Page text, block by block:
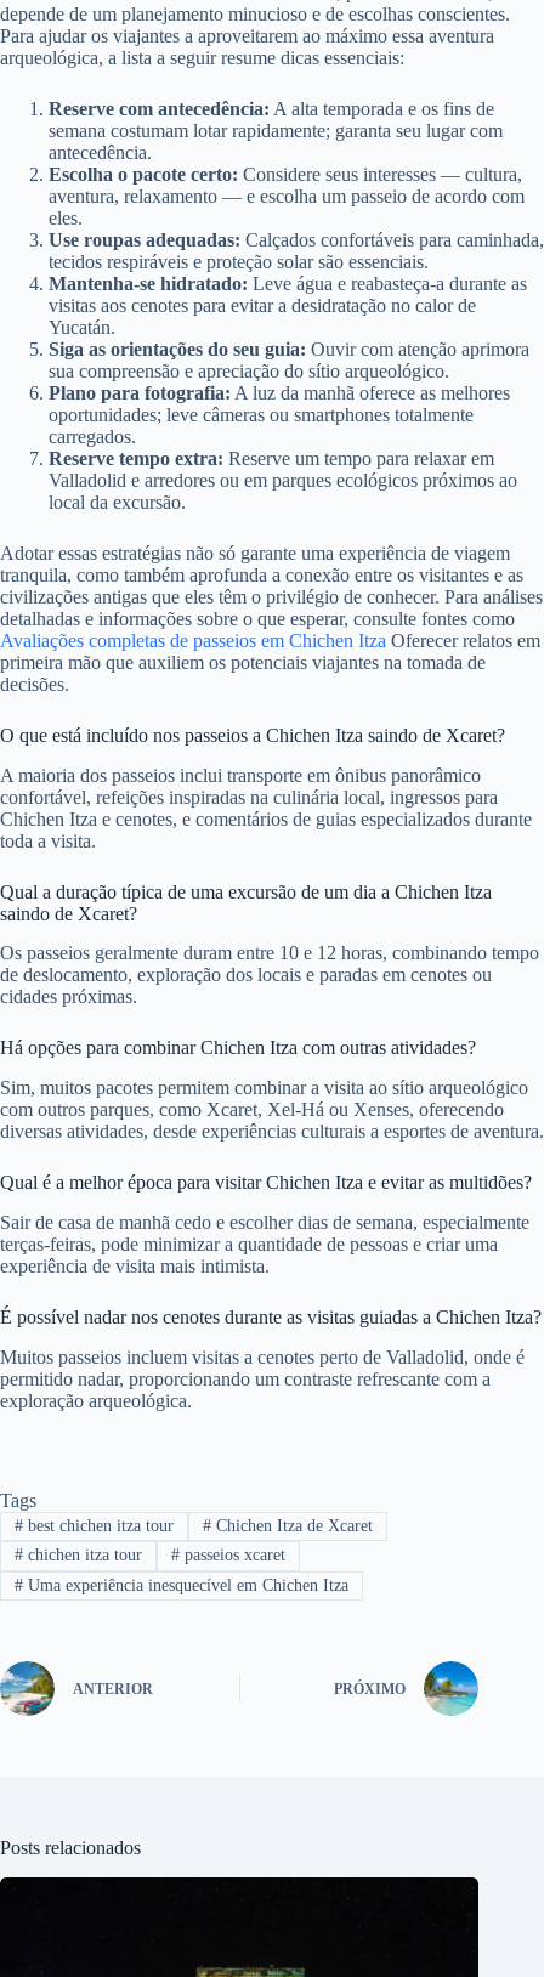
depende de um planejamento minucioso e de escolhas conscientes.
Para ajudar os viajantes a aproveitarem ao máximo essa aventura
arqueológica, a lista a seguir resume dicas essenciais:
Reserve com antecedência: A alta temporada e os fins de
semana costumam lotar rapidamente; garanta seu lugar com
antecedência.
Escolha o pacote certo: Considere seus interesses — cultura,
aventura, relaxamento — e escolha um passeio de acordo com
eles.
Use roupas adequadas: Calçados confortáveis ​​para caminhada,
tecidos respiráveis ​​e proteção solar são essenciais.
Mantenha-se hidratado: Leve água e reabasteça-a durante as
visitas aos cenotes para evitar a desidratação no calor de
Yucatán.
Siga as orientações do seu guia: Ouvir com atenção aprimora
sua compreensão e apreciação do sítio arqueológico.
Plano para fotografia: A luz da manhã oferece as melhores
oportunidades; leve câmeras ou smartphones totalmente
carregados.
Reserve tempo extra: Reserve um tempo para relaxar em
Valladolid e arredores ou em parques ecológicos próximos ao
local da excursão.
Adotar essas estratégias não só garante uma experiência de viagem
tranquila, como também aprofunda a conexão entre os visitantes e as
civilizações antigas que eles têm o privilégio de conhecer. Para análises
detalhadas e informações sobre o que esperar, consulte fontes como
Avaliações completas de passeios em Chichen Itza Oferecer relatos em
primeira mão que auxiliem os potenciais viajantes na tomada de
decisões.
O que está incluído nos passeios a Chichen Itza saindo de Xcaret?
A maioria dos passeios inclui transporte em ônibus panorâmico
confortável, refeições inspiradas na culinária local, ingressos para
Chichen Itza e cenotes, e comentários de guias especializados durante
toda a visita.
Qual a duração típica de uma excursão de um dia a Chichen Itza
saindo de Xcaret?
Os passeios geralmente duram entre 10 e 12 horas, combinando tempo
de deslocamento, exploração dos locais e paradas em cenotes ou
cidades próximas.
Há opções para combinar Chichen Itza com outras atividades?
Sim, muitos pacotes permitem combinar a visita ao sítio arqueológico
com outros parques, como Xcaret, Xel-Há ou Xenses, oferecendo
diversas atividades, desde experiências culturais a esportes de aventura.
Qual é a melhor época para visitar Chichen Itza e evitar as multidões?
Sair de casa de manhã cedo e escolher dias de semana, especialmente
terças-feiras, pode minimizar a quantidade de pessoas e criar uma
experiência de visita mais intimista.
É possível nadar nos cenotes durante as visitas guiadas a Chichen Itza?
Muitos passeios incluem visitas a cenotes perto de Valladolid, onde é
permitido nadar, proporcionando um contraste refrescante com a
exploração arqueológica.
Tags
#best chichen itza tour #Chichen Itza de Xcaret
#chichen itza tour #passeios xcaret
#Uma experiência inesquecível em Chichen Itza
ANTERIOR PRÓXIMO
Posts relacionados